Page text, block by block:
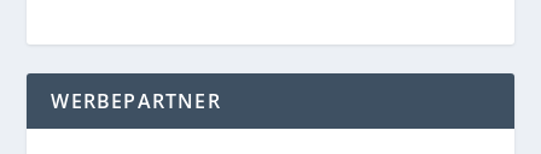
WERBEPARTNER